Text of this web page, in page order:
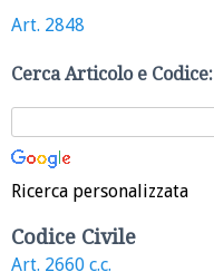
Art. 2848
Cerca Articolo e Codice:
Ricerca personalizzata
Codice Civile
Art. 2660 c.c.